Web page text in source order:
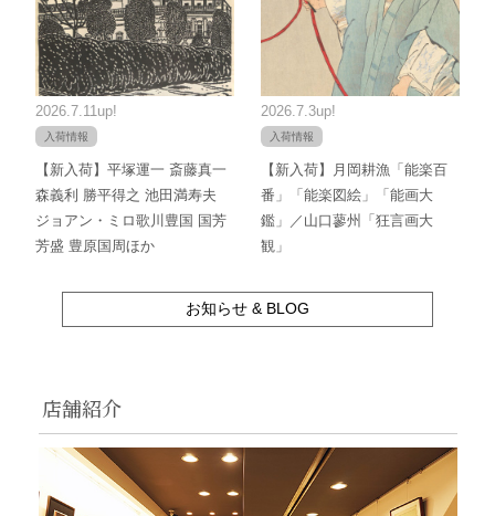
2026.7.11up!
入荷情報
【新入荷】平塚運一 斎藤真一
森義利 勝平得之 池田満寿夫
ジョアン・ミロ歌川豊国 国芳
芳盛 豊原国周ほか
2026.7.3up!
入荷情報
【新入荷】月岡耕漁「能楽百
番」「能楽図絵」「能画大
鑑」／山口蓼州「狂言画大
観」
お知らせ & BLOG
店舗紹介